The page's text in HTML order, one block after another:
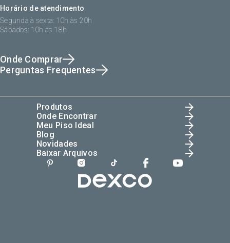
Horário de atendimento
Segunda à sexta: 10h às 20h
Sábados: 10h às 18h
Onde Comprar
Perguntas Frequentes
Produtos
Onde Encontrar
Meu Piso Ideal
Blog
Novidades
Baixar Arquivos